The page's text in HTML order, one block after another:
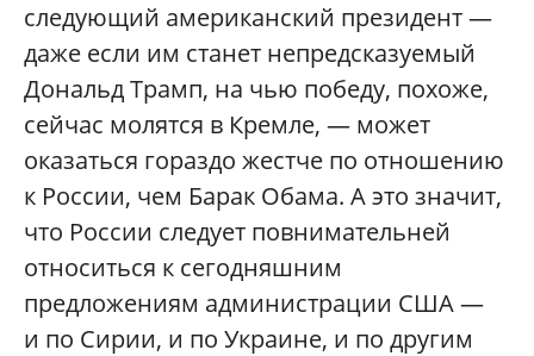
следующий американский президент —
даже если им станет непредсказуемый
Дональд Трамп, на чью победу, похоже,
сейчас молятся в Кремле, — может
оказаться гораздо жестче по отношению
к России, чем Барак Обама. А это значит,
что России следует повнимательней
относиться к сегодняшним
предложениям администрации США —
и по Сирии, и по Украине, и по другим